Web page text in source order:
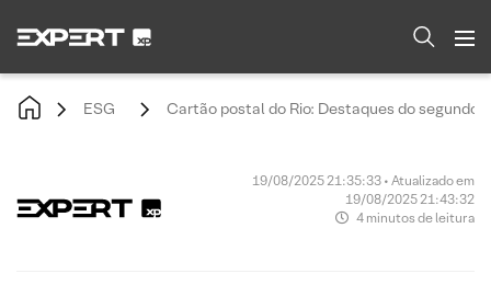
ESG Cartão postal do Rio: Destaques do segundo
19/08/2025 21:35:33 • Atualizado em
19/08/2025 21:43:32
4 minutos de leitura